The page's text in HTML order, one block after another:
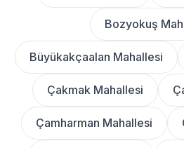
Bozyokuş
Büyükakçaalan Mahallesi
Çakmak Mahallesi
Çamharman Mahallesi